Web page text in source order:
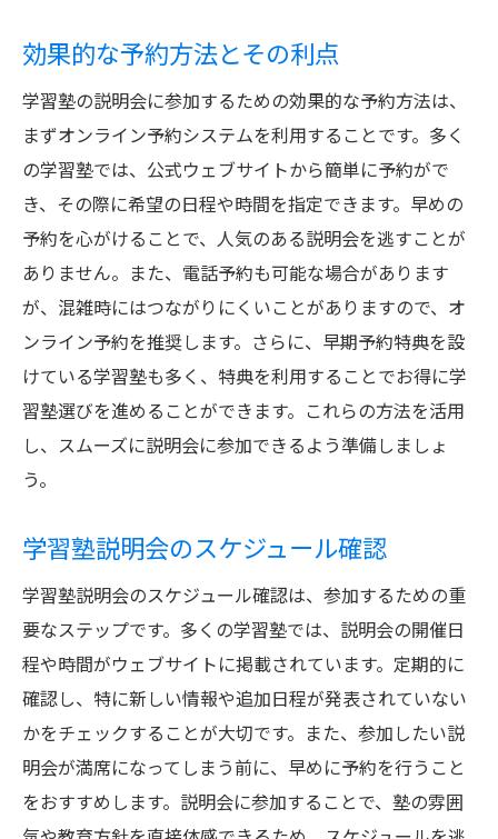
事前に確認すべき事項
説明会当日の準備ポイント
効果的な予約方法とその利点
学習塾の説明会に参加するための効果的な予約方法は、
まずオンライン予約システムを利用することです。多く
の学習塾では、公式ウェブサイトから簡単に予約がで
き、その際に希望の日程や時間を指定できます。早めの
予約を心がけることで、人気のある説明会を逃すことが
ありません。また、電話予約も可能な場合があります
が、混雑時にはつながりにくいことがありますので、オ
ンライン予約を推奨します。さらに、早期予約特典を設
けている学習塾も多く、特典を利用することでお得に学
習塾選びを進めることができます。これらの方法を活用
し、スムーズに説明会に参加できるよう準備しましょ
う。
学習塾説明会のスケジュール確認
学習塾説明会のスケジュール確認は、参加するための重
要なステップです。多くの学習塾では、説明会の開催日
程や時間がウェブサイトに掲載されています。定期的に
確認し、特に新しい情報や追加日程が発表されていない
かをチェックすることが大切です。また、参加したい説
明会が満席になってしまう前に、早めに予約を行うこと
をおすすめします。説明会に参加することで、塾の雰囲